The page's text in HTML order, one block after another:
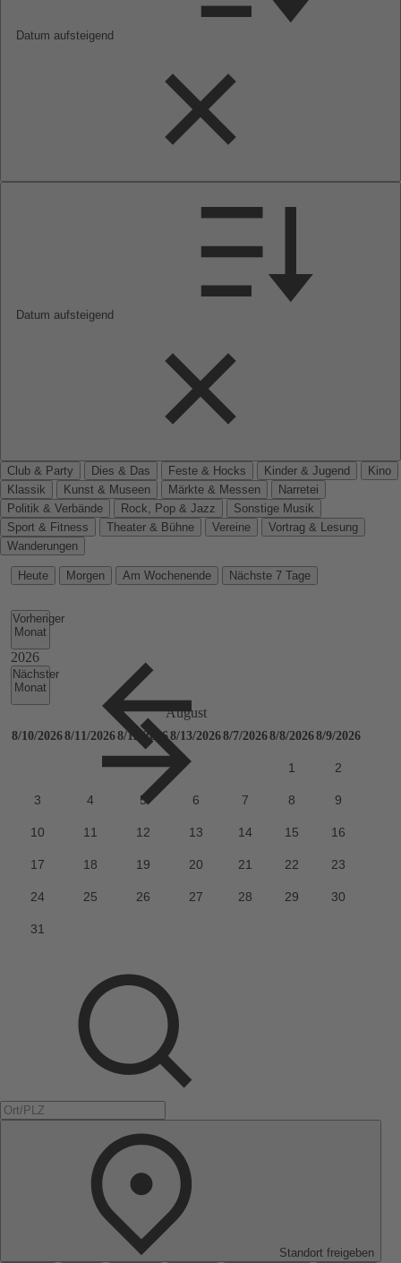
Datum aufsteigend
Datum aufsteigend
Club & Party Dies & Das Feste & Hocks Kinder & Jugend
Kino
Klassik
Kunst & Museen Märkte & Messen
Narretei
Politik & Verbände
Rock, Pop & Jazz
Sonstige Musik
Sport & Fitness
Theater & Bühne Vereine
Vortrag & Lesung
Wanderungen
Heute Morgen Am Wochenende Nächste 7 Tage
Vorheriger
Monat
Nächster
Monat
Standort freigeben